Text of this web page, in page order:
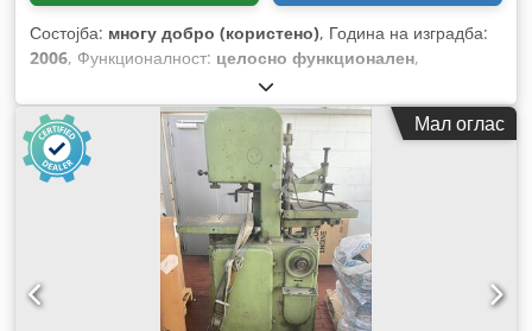
Состојба: многу добро (користено), Година на изградба:
2006, Функционалност: целосно функционален,
Мал оглас